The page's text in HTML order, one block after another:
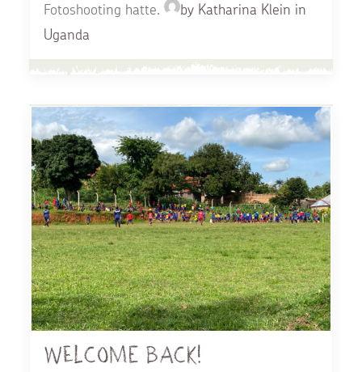
Fotoshooting hatte.
by Katharina Klein in
Uganda
Welcome back!